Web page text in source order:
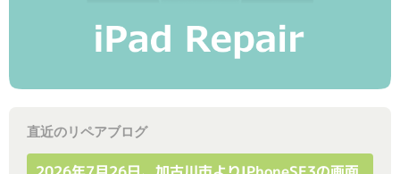
直近のリペアブログ